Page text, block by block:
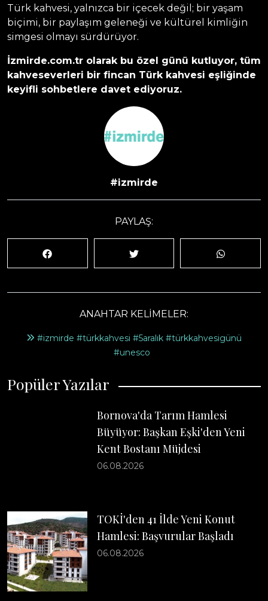
#izmirde
PAYLAŞ:
ANAHTAR KELİMELER:
#izmirde #türkkahvesi #5aralık #türkkahvesigünü
#unesco
Türk kahvesi, yalnızca bir içecek değil; bir yaşam
biçimi, bir paylaşım geleneği ve kültürel kimliğin
simgesi olmayı sürdürüyor.
İzmirde.com.tr olarak bu özel günü kutluyor, tüm
kahveseverleri bir fincan Türk kahvesi eşliğinde
keyifli sohbetlere davet ediyoruz.
Popüler Yazılar
Bornova'da Tarım Hamlesi
Büyüyor: Başkan Eşki'den Yeni
Kent Bostanı Müjdesi
06.08.2026
TOKİ'den 41 İlde Yeni Konut
Hamlesi: Başvurular Başladı
06.08.2026